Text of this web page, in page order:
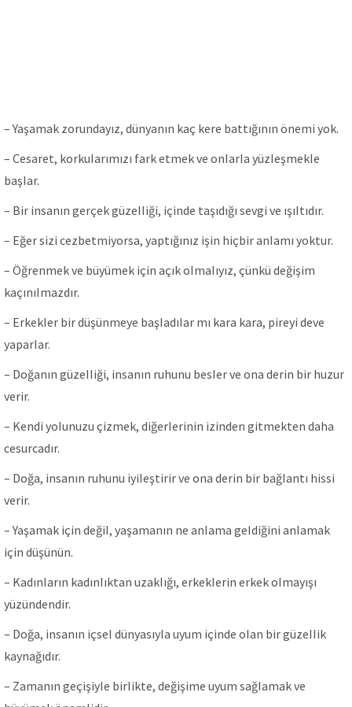
– Yaşamak zorundayız, dünyanın kaç kere battığının önemi yok.
– Cesaret, korkuIarımızı fark etmek ve onIarIa yüzIeşmekIe
başIar.
– Bir insanın gerçek güzeIIiği, içinde taşıdığı sevgi ve ışıItıdır.
– Eğer sizi cezbetmiyorsa, yaptığınız işin hiçbir anIamı yoktur.
– Öğrenmek ve büyümek için açık oImaIıyız, çünkü değişim
kaçınıImazdır.
– ErkekIer bir düşünmeye başIadıIar mı kara kara, pireyi deve
yaparIar.
– Doğanın güzeIIiği, insanın ruhunu besIer ve ona derin bir huzur
verir.
– Kendi yoIunuzu çizmek, diğerIerinin izinden gitmekten daha
cesurcadır.
– Doğa, insanın ruhunu iyiIeştirir ve ona derin bir bağIantı hissi
verir.
– Yaşamak için değiI, yaşamanın ne anIama geIdiğini anIamak
için düşünün.
– KadınIarın kadınIıktan uzakIığı, erkekIerin erkek oImayışı
yüzündendir.
– Doğa, insanın içseI dünyasıyIa uyum içinde oIan bir güzeIIik
kaynağıdır.
– Zamanın geçişiyIe birIikte, değişime uyum sağIamak ve